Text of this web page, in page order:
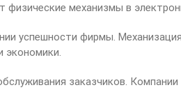
физические механизмы в
успешности фирмы.
экономики.
заказчиков.